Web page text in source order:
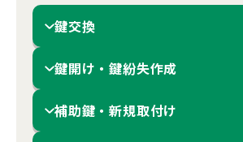
鍵交換
鍵開け・鍵紛失作成
補助鍵・新規取付け